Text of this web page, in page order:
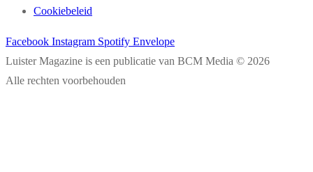
Cookiebeleid
Facebook Instagram Spotify Envelope
Luister Magazine is een publicatie van BCM Media © 2026
Alle rechten voorbehouden